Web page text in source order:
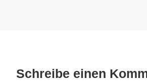
Schreibe einen